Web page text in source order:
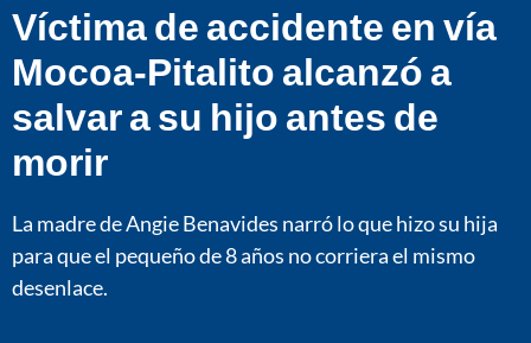
Víctima de accidente en vía
Mocoa-Pitalito alcanzó a
salvar a su hijo antes de
morir
La madre de Angie Benavides narró lo que hizo su hija
para que el pequeño de 8 años no corriera el mismo
desenlace.